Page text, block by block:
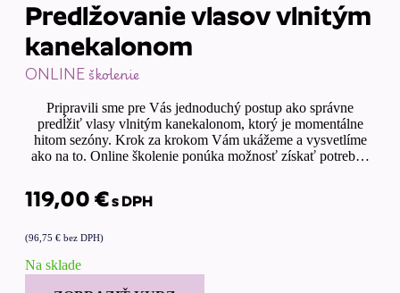
Predlžovanie vlasov vlnitým
kanekalonom
ONLINE školenie
Pripravili sme pre Vás jednoduchý postup ako správne
predĺžiť vlasy vlnitým kanekalonom, ktorý je momentálne
hitom sezóny. Krok za krokom Vám ukážeme a vysvetlíme
ako na to. Online školenie ponúka možnosť získať potrebné
cestovania a narušenia vašich pracovných povinností.
119,00 €s DPH
(96,75 € bez DPH)
Na sklade